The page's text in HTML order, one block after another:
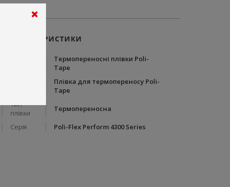
ХАРАКТЕРИСТИКИ
Термопереносні плівки Poli-
Tape
Плівка для термопереносу Poli-
Tape
Тип
плівки
Термопереносна
Серія Poli-Flex Perform 4300 Series